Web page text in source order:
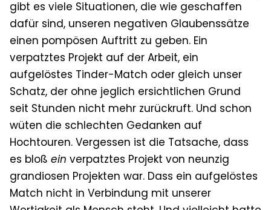
gibt es viele Situationen, die wie geschaffen
dafür sind, unseren negativen Glaubenssätze
einen pompösen Auftritt zu geben. Ein
verpatztes Projekt auf der Arbeit, ein
aufgelöstes Tinder-Match oder gleich unser
Schatz, der ohne jeglich ersichtlichen Grund
seit Stunden nicht mehr zurückruft. Und schon
wüten die schlechten Gedanken auf
Hochtouren. Vergessen ist die Tatsache, dass
es bloß ein verpatztes Projekt von neunzig
grandiosen Projekten war. Dass ein aufgelöstes
Match nicht in Verbindung mit unserer